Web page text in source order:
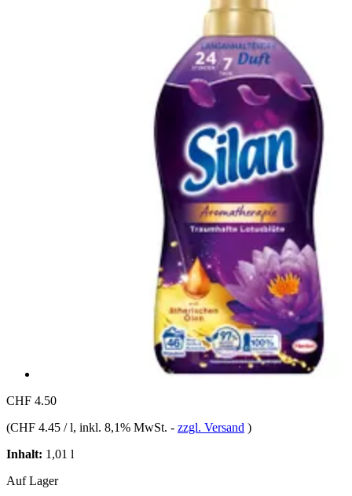
CHF 4.50
(CHF 4.45 / l, inkl. 8,1% MwSt. - zzgl. Versand )
Inhalt: 1,01 l
Auf Lager